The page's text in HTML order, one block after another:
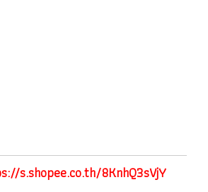
s.shopee.co.th/8KnhQ3sVjY